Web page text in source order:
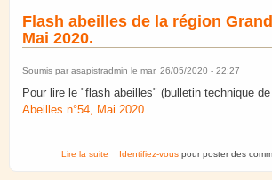
Flash abeilles de la région
Mai 2020.
Soumis par asapistradmin le mar, 26/05/2020 - 22:27
Pour lire le "flash abeilles" (bulletin technique de
Abeilles n°54, Mai 2020
Lire la suite de Flash abeilles de la région Grand-
Identifiez-vous pour poster des